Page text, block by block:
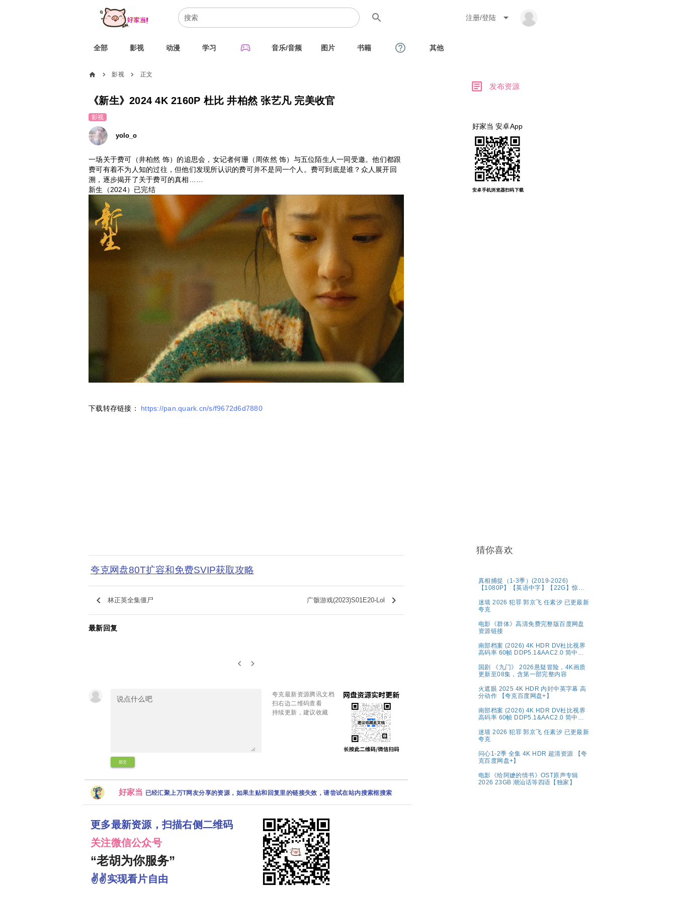
search 注册/登陆 arrow_drop_down
全部 影视 动漫 学习 sports_esports 音乐/音频 图片 书籍 help_outline 其他
home chevron_right 影视 chevron_right 正文
《新生》2024 4K 2160P 杜比 井柏然 张艺凡 完美收官
影视
yolo_o
一场关于费可（井柏然 饰）的追思会，女记者何珊（周依然 饰）与五位陌生人一同受邀。他们都跟
费可有着不为人知的过往，但他们发现所认识的费可并不是同一个人。费可到底是谁？众人展开回
溯，逐步揭开了关于费可的真相……
新生（2024）已完结
下载转存链接： https://pan.quark.cn/s/f9672d6d7880
夸克网盘80T扩容和免费SVIP获取攻略
keyboard_arrow_left 林正英全集僵尸 广骸游戏(2023)S01E20-Lol keyboard_arrow_right
最新回复
keyboard_arrow_left keyboard_arrow_right
提交
夸克最新资源腾讯文档
扫右边二维码查看
持续更新，建议收藏
好家当 已经汇聚上万T网友分享的资源，如果主贴和回复里的链接失效，请尝试在站内搜索框搜索
更多最新资源，扫描右侧二维码
关注微信公众号
“老胡为你服务”
✌✌实现看片自由
article 发布资源
好家当 安卓App
安卓手机浏览器扫码下载
猜你喜欢
真相捕捉（1-3季）(2019-2026)
【1080P】【英语中字】【22G】惊悚
迷墙 2026 犯罪 郭京飞 任素汐 已更最新
夸克
电影《群体》高清免费完整版百度网盘
资源链接
南部档案‎ (2026) 4K HDR DV杜比视界
高码率 60帧 DDP5.1&AAC2.0 简中字
国剧 《九门》 2026悬疑冒险，4K画质
更新至08集，含第一部完整内容
火遮眼 2025 4K HDR 内封中英字幕 高
分动作 【夸克百度网盘+】
南部档案‎ (2026) 4K HDR DV杜比视界
高码率 60帧 DDP5.1&AAC2.0 简中字
迷墙 2026 犯罪 郭京飞 任素汐 已更最新
夸克
问心1-2季 全集 4K HDR 超清资源 【夸
克百度网盘+】
电影《给阿嬷的情书》OST原声专辑
2026 23GB 潮汕话等四语【独家】